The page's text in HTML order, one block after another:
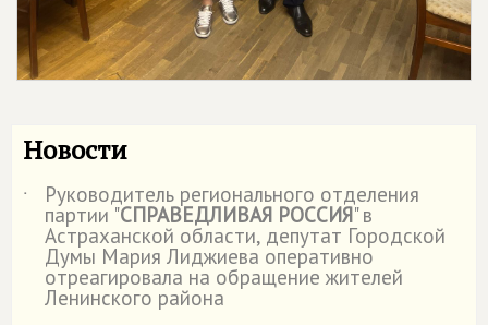
Новости
˙ Руководитель регионального отделения
партии "СПРАВЕДЛИВАЯ РОССИЯ" в
Астраханской области, депутат Городской
Думы Мария Лиджиева оперативно
отреагировала на обращение жителей
Ленинского района